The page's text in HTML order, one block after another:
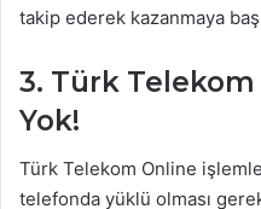
takip ederek kazanmaya
3. Türk
Yok!
Türk Telekom Online
telefonda yüklü olması